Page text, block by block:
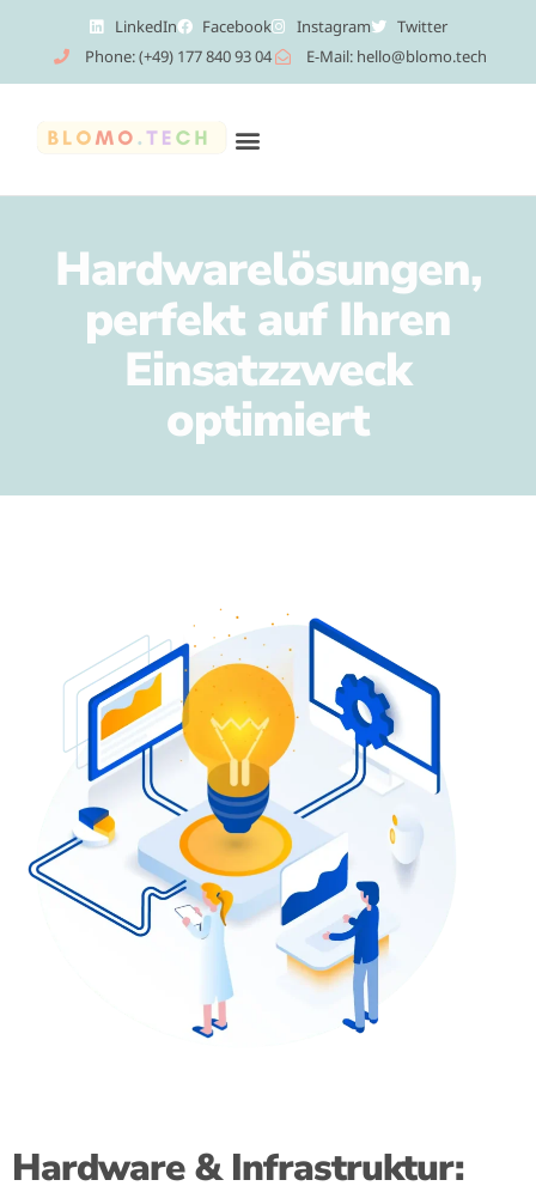
LinkedIn Facebook Instagram
Twitter
Phone: (+49) 177 840 93 04
E-Mail: hello@blomo.tech
Hardwarelösungen,
perfekt auf Ihren
Einsatzzweck
optimiert
Hardware & Infrastruktur: